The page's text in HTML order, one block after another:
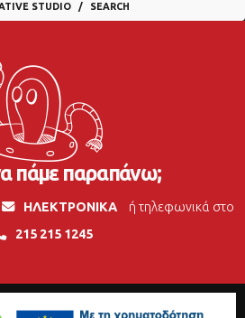
STUDIO SEARCH
πάμε παραπάνω;
ΗΛΕΚΤΡΟΝΙΚΑ
ή τηλεφωνικά στο
215 215 1245